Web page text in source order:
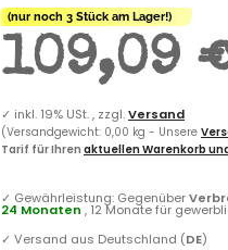
(nur noch 3 Stück am Lager!)
109,09
✓ inkl. 19% USt. , zzgl.Versand
(Versandgewicht: 0,00 kg - Unsere
Tarif für Ihren aktuellen Warenkorb
✓ Gewährleistung: Gegenüber
24 Monaten , 12 Monate für
✓ Versand aus Deutschland (DE)